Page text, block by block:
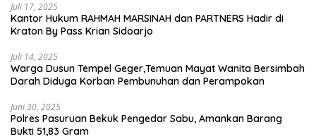
Juli 17, 2025
Kantor Hukum RAHMAH MARSINAH dan PARTNERS Hadir di
Kraton By Pass Krian Sidoarjo
Juli 14, 2025
Warga Dusun Tempel Geger,Temuan Mayat Wanita Bersimbah
Darah Diduga Korban Pembunuhan dan Perampokan
Juni 30, 2025
Polres Pasuruan Bekuk Pengedar Sabu, Amankan Barang
Bukti 51,83 Gram